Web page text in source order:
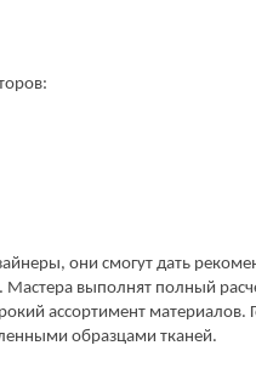
они смогут дать
выполнят полный
ассортимент материалов.
образцами тканей.